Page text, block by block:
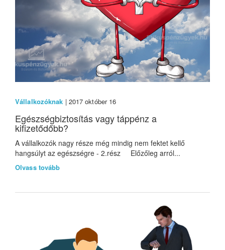
Vállalkozóknak | 2017 október 16
Egészségbiztosítás vagy táppénz a
kifizetődőbb?
A vállalkozók nagy része még mindig nem fektet kellő
hangsúlyt az egészségre - 2.rész Előzőleg arról...
Olvass tovább